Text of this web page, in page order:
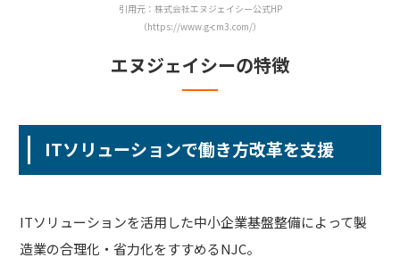
引用元：株式会社エヌジェイシー公式HP
（https://www.g-cm3.com/）
エヌジェイシーの特徴
ITソリューションで働き方改革を支援
ITソリューションを活用した中小企業基盤整備によって製
造業の合理化・省力化をすすめるNJC。